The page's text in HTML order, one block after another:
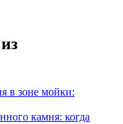
в зоне мойки:
камня: когда